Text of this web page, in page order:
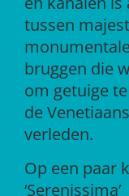
tussen
bruggen die
om getuige
de
verleden.
Op een paar